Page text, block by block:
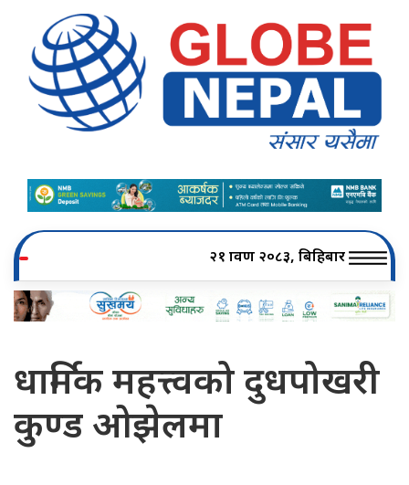
२१ श्रावण २०८३, बिहिबार
धार्मिक महत्त्वको दुधपोखरी
कुण्ड ओझेलमा